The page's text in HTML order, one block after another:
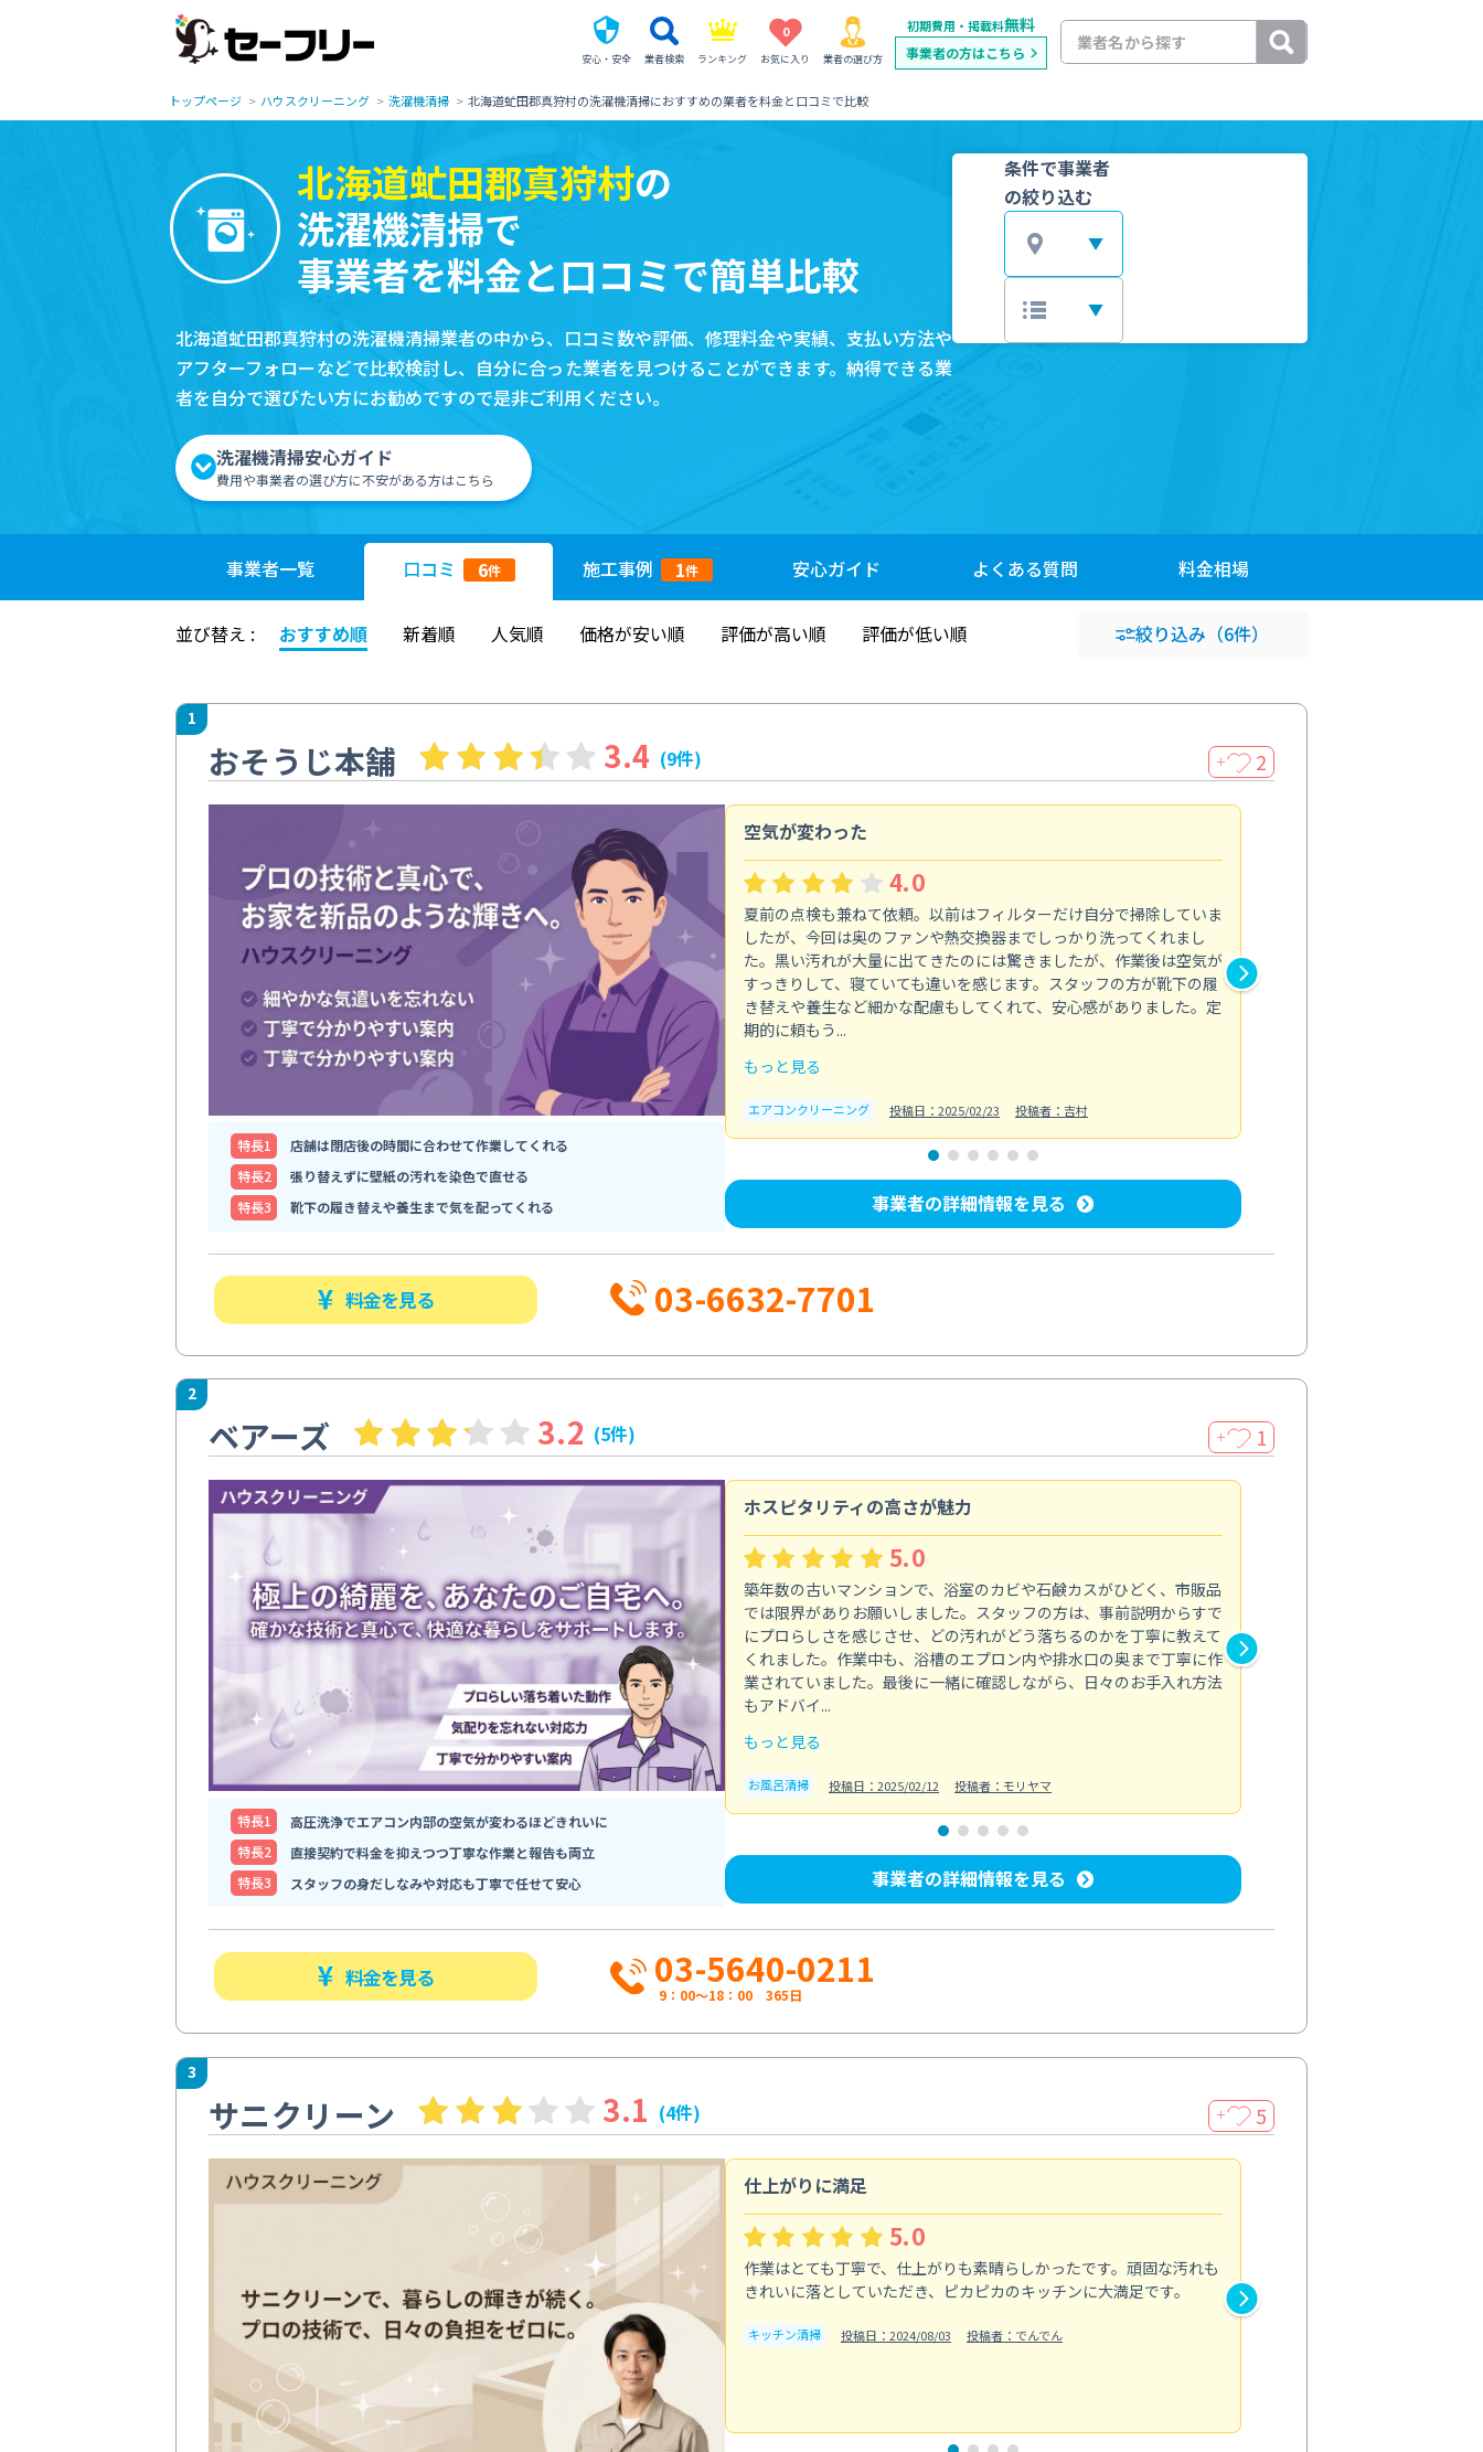
安心・安全 業者検索 ランキング
0
お気に入り 業者の選び方
初期費用・掲載料無料
事業者の方はこちら
トップページ ハウスクリーニング 洗濯機清掃 北海道虻田郡真狩村の洗濯機清掃におすすめの業者を料金と口コミで比較
北海道虻田郡真狩村の
洗濯機清掃で
事業者を料金と口コミで簡単比較
北海道虻田郡真狩村の洗濯機清掃業者の中から、口コミ数や評価、修理料金や実績、支払い方法や
アフターフォローなどで比較検討し、自分に合った業者を見つけることができます。納得できる業
者を自分で選びたい方にお勧めですので是非ご利用ください。
洗濯機清掃安心ガイド
費用や事業者の選び方に不安がある方はこちら
条件で事業者
の絞り込む
事業者一覧 口コミ 6件 施工事例 1件 安心ガイド よくある質問 料金相場
並び替え : おすすめ順 新着順 人気順 価格が安い順 評価が高い順 評価が低い順 絞り込み （6件）
1
おそうじ本舗 3.4 (9件) ＋ 2
特⻑1
店舗は閉店後の時間に合わせて作業してくれる
特⻑2
張り替えずに壁紙の汚れを染色で直せる
特⻑3
靴下の履き替えや養生まで気を配ってくれる
空気が変わった
4.0
夏前の点検も兼ねて依頼。以前はフィルターだけ自分で掃除していま
したが、今回は奥のファンや熱交換器までしっかり洗ってくれまし
た。黒い汚れが大量に出てきたのには驚きましたが、作業後は空気が
すっきりして、寝ていても違いを感じます。スタッフの方が靴下の履
き替えや養生など細かな配慮もしてくれて、安心感がありました。定
期的に頼もう...
もっと見る
エアコンクリーニング 投稿日：2025/02/23 投稿者：吉村
事業者の詳細情報を見る
料金を見る 03-6632-7701
2
ベアーズ 3.2 (5件) ＋ 1
特⻑1
高圧洗浄でエアコン内部の空気が変わるほどきれいに
特⻑2
直接契約で料金を抑えつつ丁寧な作業と報告も両立
特⻑3
スタッフの身だしなみや対応も丁寧で任せて安心
ホスピタリティの高さが魅力
5.0
築年数の古いマンションで、浴室のカビや石鹸カスがひどく、市販品
では限界がありお願いしました。スタッフの方は、事前説明からすで
にプロらしさを感じさせ、どの汚れがどう落ちるのかを丁寧に教えて
くれました。作業中も、浴槽のエプロン内や排水口の奥まで丁寧に作
業されていました。最後に一緒に確認しながら、日々のお手入れ方法
もアドバイ...
もっと見る
お風呂清掃 投稿日：2025/02/12 投稿者：モリヤマ
事業者の詳細情報を見る
料金を見る 03-5640-0211
9：00～18：00 365日
3
サニクリーン 3.1 (4件) ＋ 5
仕上がりに満足
5.0
作業はとても丁寧で、仕上がりも素晴らしかったです。頑固な汚れも
きれいに落としていただき、ピカピカのキッチンに大満足です。
キッチン清掃 投稿日：2024/08/03 投稿者：でんでん